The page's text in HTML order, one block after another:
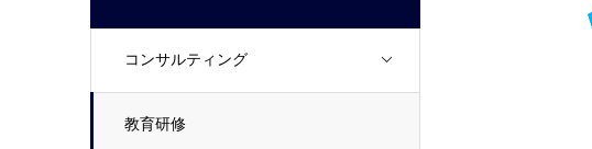
コンサルティング
教育研修